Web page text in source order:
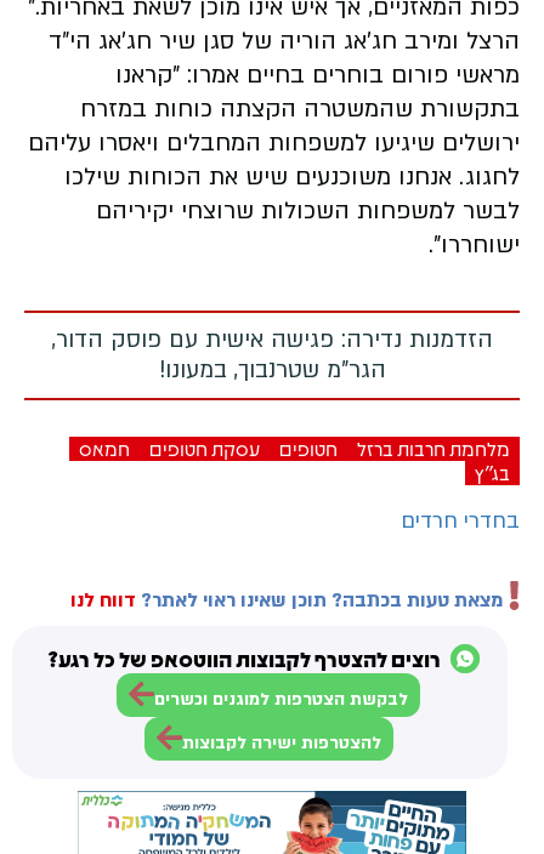
כפות המאזניים, אך איש אינו מוכן לשאת באחריות.”
הרצל ומירב חג’אג הוריה של סגן שיר חג’אג הי״ד
מראשי פורום בוחרים בחיים אמרו: "קראנו
בתקשורת שהמשטרה הקצתה כוחות במזרח
ירושלים שיגיעו למשפחות המחבלים ויאסרו עליהם
לחגוג. אנחנו משוכנעים שיש את הכוחות שילכו
לבשר למשפחות השכולות שרוצחי יקיריהם
ישוחררו".
הזדמנות נדירה: פגישה אישית עם פוסק הדור,
הגר"מ שטרנבוך, במעונו!
מלחמת חרבות ברזל חטופים עסקת חטופים
חמאס
בג"ץ
בחדרי חרדים
מצאת טעות בכתבה? תוכן שאינו ראוי לאתר? דווח לנו
רוצים להצטרף לקבוצות הווטסאפ של כל רגע?
לבקשת הצטרפות למוגנים וכשרים
להצטרפות ישירה לקבוצות